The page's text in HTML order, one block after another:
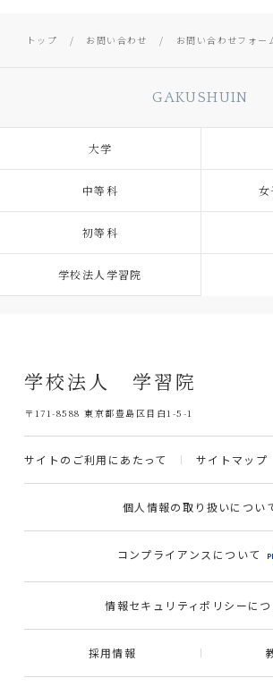
トップ お問い合わせ お問い合わせフォー
GAKUSHUIN
大学
中等科 女
初等科
学校法人学習院
学校法人 学習院
〒171-8588 東京都豊島区目白1-5-1
サイトのご利用にあたって サイトマップ
個人情報の取り扱いについ
コンプライアンスについて
情報セキュリティポリシーにつ
採用情報